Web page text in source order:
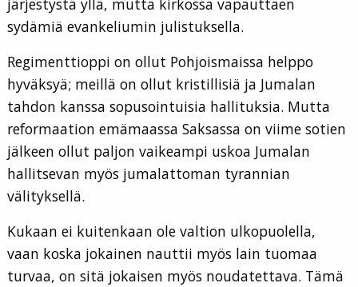
järjestystä yllä, mutta kirkossa vapauttaen
sydämiä evankeliumin julistuksella.
Regimenttioppi on ollut Pohjoismaissa helppo
hyväksyä; meillä on ollut kristillisiä ja Jumalan
tahdon kanssa sopusointuisia hallituksia. Mutta
reformaation emämaassa Saksassa on viime sotien
jälkeen ollut paljon vaikeampi uskoa Jumalan
hallitsevan myös jumalattoman tyrannian
välityksellä.
Kukaan ei kuitenkaan ole valtion ulkopuolella,
vaan koska jokainen nauttii myös lain tuomaa
turvaa, on sitä jokaisen myös noudatettava. Tämä